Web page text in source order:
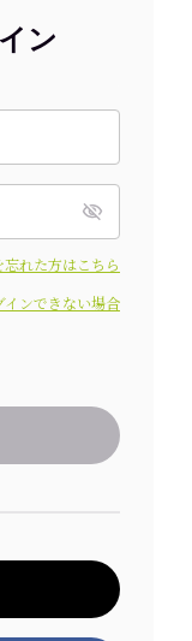
ン
れた方はこちら
インできない場合